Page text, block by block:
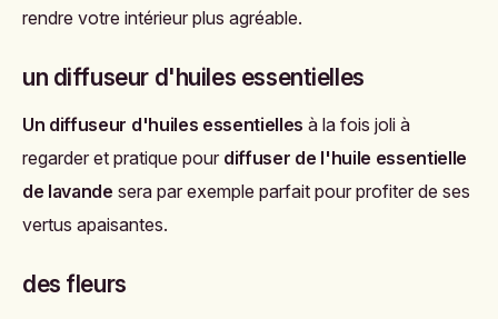
rendre votre intérieur plus agréable.
un diffuseur d'huiles essentielles
Un diffuseur d'huiles essentielles à la fois joli à
regarder et pratique pour diffuser de l'huile essentielle
de lavande sera par exemple parfait pour profiter de ses
vertus apaisantes.
des fleurs